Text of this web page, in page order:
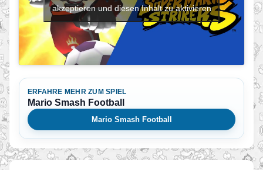
akzeptieren und diesen Inhalt zu aktivieren
ERFAHRE MEHR ZUM SPIEL
Mario Smash Football
Mario Smash Football